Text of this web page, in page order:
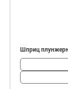
Шприц